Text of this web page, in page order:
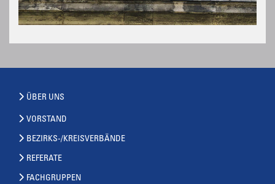
ÜBER UNS
VORSTAND
BEZIRKS-/KREISVERBÄNDE
REFERATE
FACHGRUPPEN